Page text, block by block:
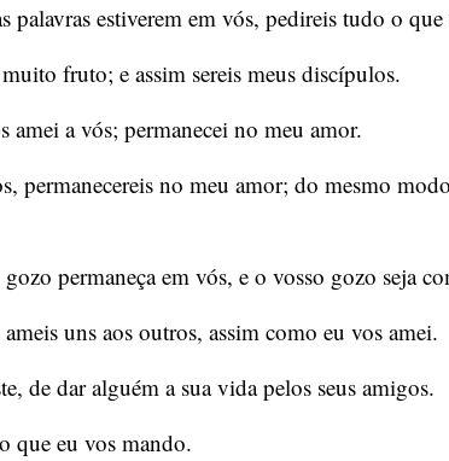
palavras estiverem em vós, pedireis tudo o
fruto; e assim sereis meus discípulos.
a vós; permanecei no meu amor.
permanecereis no meu amor; do mesmo
permaneça em vós, e o vosso gozo seja
uns aos outros, assim como eu vos amei.
de dar alguém a sua vida pelos seus amigos.
que eu vos mando.